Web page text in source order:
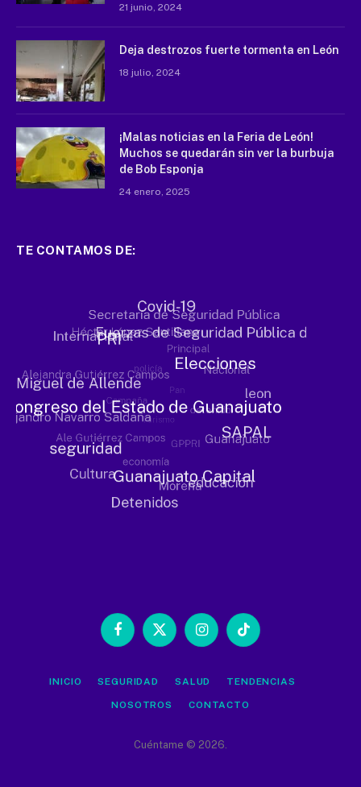
21 junio, 2024
Deja destrozos fuerte tormenta en León
18 julio, 2024
¡Malas noticias en la Feria de León!
Muchos se quedarán sin ver la burbuja
de Bob Esponja
24 enero, 2025
TE CONTAMOS DE:
Facebook
X
InstagramTikTok
INICIO SEGURIDAD SALUD TENDENCIAS
NOSOTROS CONTACTO
Cuéntame © 2026.